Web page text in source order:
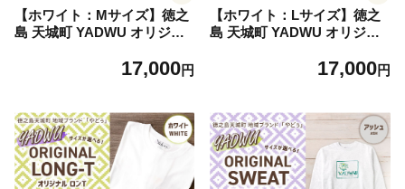
【ホワイト：Mサイズ】徳之
島 天城町 YADWU オリジナ
ゥー 1枚 ロンT ロングスリー
17,000円
【ホワイト：Lサイズ】徳之
島 天城町 YADWU オリジナ
ゥー 1枚 ロンT ロングスリー
17,000円